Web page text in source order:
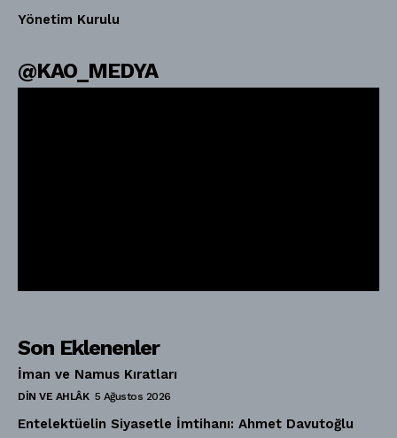
Yönetim Kurulu
@KAO_MEDYA
Son Eklenenler
İman ve Namus Kıratları
DIN VE AHLÂK 5 Ağustos 2026
Entelektüelin Siyasetle İmtihanı: Ahmet Davutoğlu